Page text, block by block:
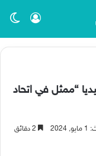
تسجيل
“ممثل في اتحاد